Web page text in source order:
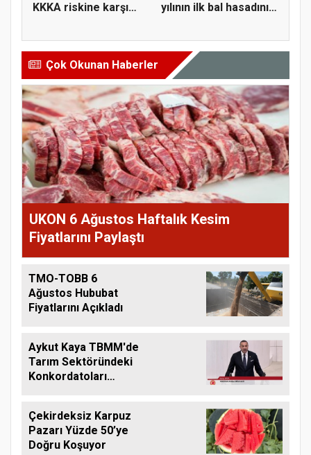
KKKA riskine karşı
yılının ilk bal hasadını
Çok Okunan Haberler
UKON 6 Ağustos Haftalık Kesim
Fiyatlarını Paylaştı
TMO-TOBB 6
Ağustos Hububat
Fiyatlarını Açıkladı
Aykut Kaya TBMM'de
Tarım Sektöründeki
Konkordatoları
Çekirdeksiz Karpuz
Pazarı Yüzde 50’ye
Doğru Koşuyor